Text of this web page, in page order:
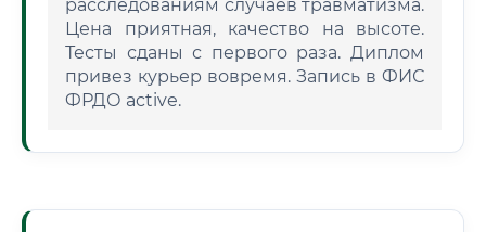
расследованиям случаев травматизма.
Цена приятная, качество на высоте.
Тесты сданы с первого раза. Диплом
привез курьер вовремя. Запись в ФИС
ФРДО active.